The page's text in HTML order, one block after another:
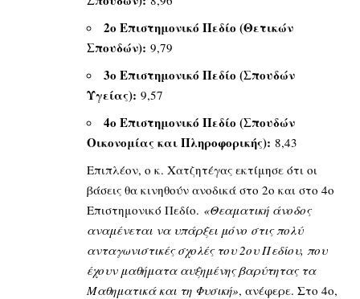
2ο Επιστημονικό Πεδίο (Θετικών
Σπουδών): 9,79
3ο Επιστημονικό Πεδίο (Σπουδών
Υγείας): 9,57
4ο Επιστημονικό Πεδίο (Σπουδών
Οικονομίας και Πληροφορικής): 8,43
Επιπλέον, ο κ. Χατζητέγας εκτίμησε ότι οι
βάσεις θα κινηθούν ανοδικά στο 2ο και στο 4ο
Επιστημονικό Πεδίο. «Θεαματική άνοδος
αναμένεται να υπάρξει μόνο στις πολύ
ανταγωνιστικές σχολές του 2ου Πεδίου, που
έχουν μαθήματα αυξημένης βαρύτητας τα
Μαθηματικά και τη Φυσική», ανέφερε. Στο 4ο,